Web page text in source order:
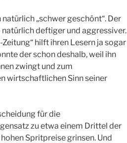
„schwer geschönt“. Der
deftiger und aggressiver.
hilft ihren Lesern ja sogar
der schon deshalb, weil ihn
zwingt und zum
wirtschaftlichen Sinn seiner
für die
zu etwa einem Drittel der
Spritpreise grinsen. Und